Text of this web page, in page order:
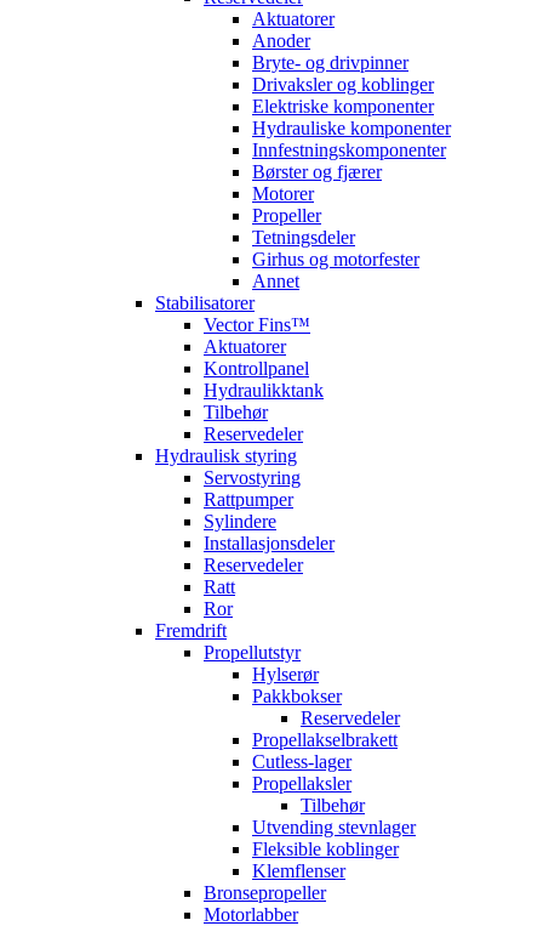
Aktuatorer
Anoder
Bryte- og drivpinner
Drivaksler og koblinger
Elektriske komponenter
Hydrauliske komponenter
Innfestningskomponenter
Børster og fjærer
Motorer
Propeller
Tetningsdeler
Girhus og motorfester
Annet
Stabilisatorer
Vector Fins™
Aktuatorer
Kontrollpanel
Hydraulikktank
Tilbehør
Reservedeler
Hydraulisk styring
Servostyring
Rattpumper
Sylindere
Installasjonsdeler
Reservedeler
Ratt
Ror
Fremdrift
Propellutstyr
Hylserør
Pakkbokser
Reservedeler
Propellakselbrakett
Cutless-lager
Propellaksler
Tilbehør
Utvending stevnlager
Fleksible koblinger
Klemflenser
Bronsepropeller
Motorlabber